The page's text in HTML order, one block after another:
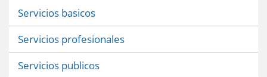
Servicios basicos
Servicios profesionales
Servicios publicos